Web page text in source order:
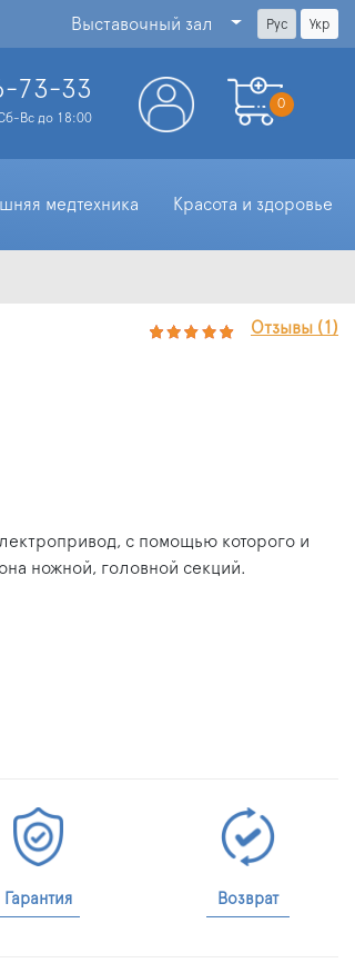
Выставочный зал Рус Укр
73-33
Вс до 18:00
0
медтехника Красота и здоровье
Отзывы (1)
с помощью которого и
ножной, головной секций.
Гарантия Возврат